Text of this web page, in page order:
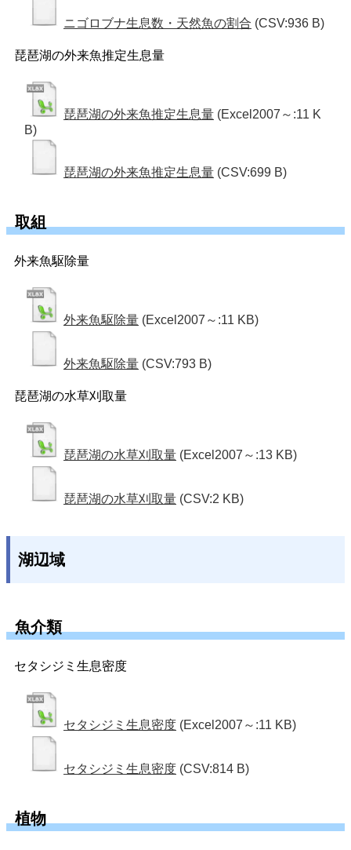
ニゴロブナ生息数・天然魚の割合 (CSV:936 B)
琵琶湖の外来魚推定生息量
琵琶湖の外来魚推定生息量 (Excel2007～:11 K
B)
琵琶湖の外来魚推定生息量 (CSV:699 B)
取組
外来魚駆除量
外来魚駆除量 (Excel2007～:11 KB)
外来魚駆除量 (CSV:793 B)
琵琶湖の水草刈取量
琵琶湖の水草刈取量 (Excel2007～:13 KB)
琵琶湖の水草刈取量 (CSV:2 KB)
湖辺域
魚介類
セタシジミ生息密度
セタシジミ生息密度 (Excel2007～:11 KB)
セタシジミ生息密度 (CSV:814 B)
植物